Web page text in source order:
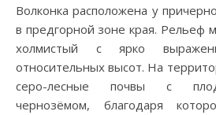
Волконка расположена у
в предгорной зоне края. Рельеф
холмистый с ярко
относительных высот. На
серо-лесные почвы с
чернозёмом, благодаря